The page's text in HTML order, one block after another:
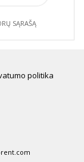
SĄRAŠĄ
politika